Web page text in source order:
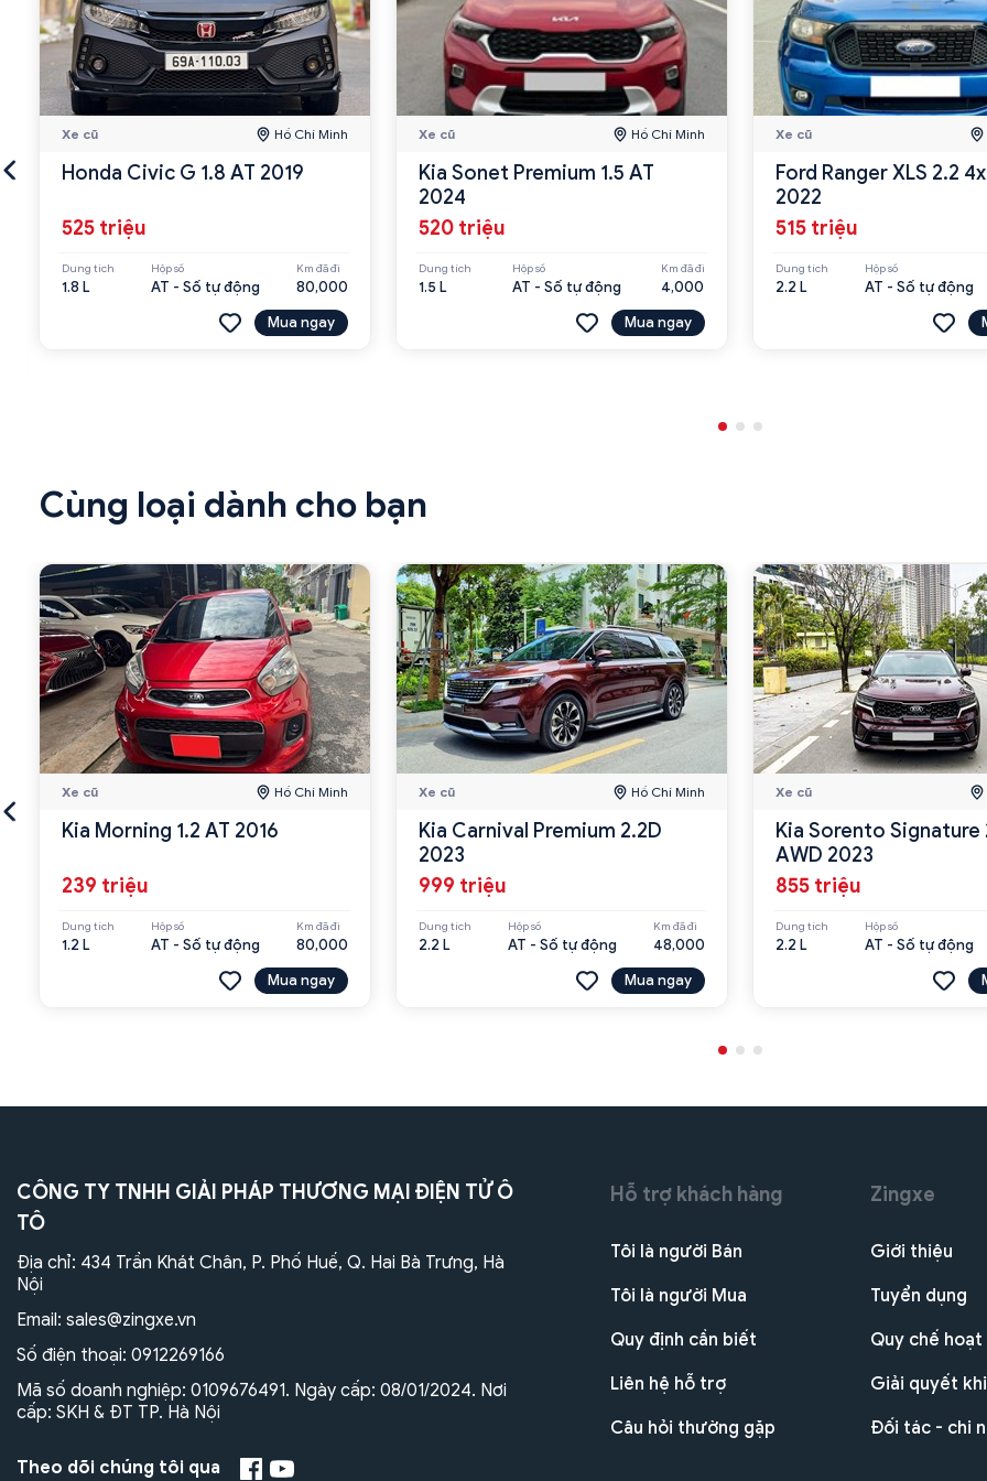
Xe cũ Hồ Chí Minh
Honda Civic G 1.8 AT 2019
525 triệu
Dung tích
1.8 L
Hộp số
AT - Số tự động
Km đã đi
80,000
Mua ngay
Xe cũ Hồ Chí Minh
Kia Sonet Premium 1.5 AT
2024
520 triệu
Dung tích
1.5 L
Hộp số
AT - Số tự động
Km đã đi
4,000
Mua ngay
Xe cũ
Ford Ranger XLS 2.2
2022
515 triệu
Dung tích
2.2 L
Hộp số
AT - Số tự động
Cùng loại dành cho bạn
Xe cũ Hồ Chí Minh
Kia Morning 1.2 AT 2016
239 triệu
Dung tích
1.2 L
Hộp số
AT - Số tự động
Km đã đi
80,000
Mua ngay
Xe cũ Hồ Chí Minh
Kia Carnival Premium 2.2D
2023
999 triệu
Dung tích
2.2 L
Hộp số
AT - Số tự động
Km đã đi
48,000
Mua ngay
Xe cũ
Kia Sorento Signature
AWD 2023
855 triệu
Dung tích
2.2 L
Hộp số
AT - Số tự động
CÔNG TY TNHH GIẢI PHÁP THƯƠNG MẠI ĐIỆN TỬ Ô
TÔ
Địa chỉ: 434 Trần Khát Chân, P. Phố Huế, Q. Hai Bà Trưng, Hà
Nội
Email: sales@zingxe.vn
Số điện thoại: 0912269166
Mã số doanh nghiệp: 0109676491. Ngày cấp: 08/01/2024. Nơi
cấp: SKH & ĐT TP. Hà Nội
Theo dõi chúng tôi qua
Hỗ trợ khách hàng
Tôi là người Bán
Tôi là người Mua
Quy định cần biết
Liên hệ hỗ trợ
Câu hỏi thường gặp
Zingxe
Giới thiệu
Tuyển dụng
Quy chế
Giải quyết
Đối tác - chi